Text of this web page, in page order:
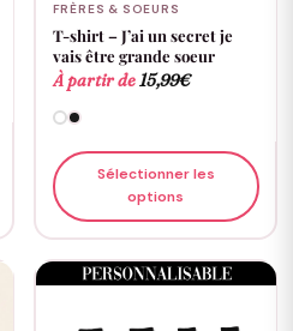
FRÈRES & SOEURS
T-shirt – J’ai un secret je
vais être grande soeur
À partir de15,99€
Sélectionner les
options